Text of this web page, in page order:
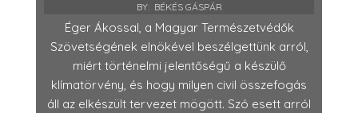
BY: BÉKÉS GÁSPÁR
Éger Ákossal, a Magyar Természetvédők
Szövetségének elnökével beszélgettünk arról,
miért történelmi jelentőségű a készülő
klímatörvény, és hogy milyen civil összefogás
áll az elkészült tervezet mögött. Szó esett arról